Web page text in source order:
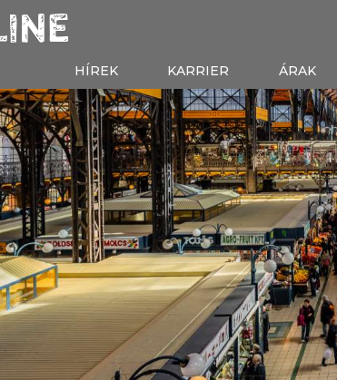
HÍREK KARRIER ÁRAK